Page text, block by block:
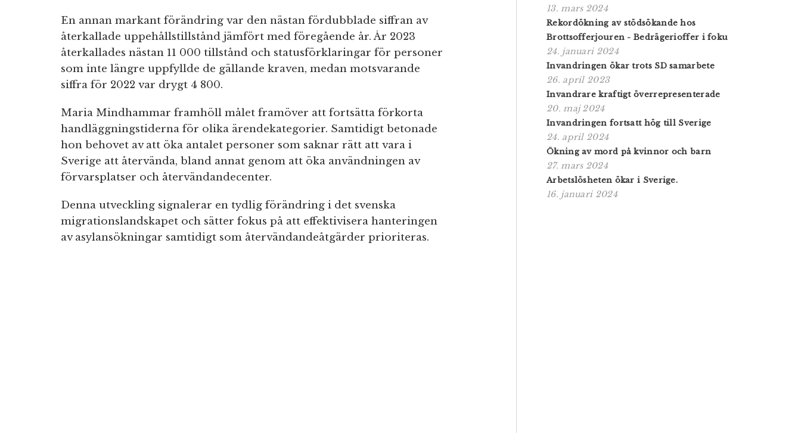
En annan markant förändring var den nästan fördubblade siffran av
återkallade uppehållstillstånd jämfört med föregående år. År 2023
återkallades nästan 11 000 tillstånd och statusförklaringar för personer
som inte längre uppfyllde de gällande kraven, medan motsvarande
siffra för 2022 var drygt 4 800.
Maria Mindhammar framhöll målet framöver att fortsätta förkorta
handläggningstiderna för olika ärendekategorier. Samtidigt betonade
hon behovet av att öka antalet personer som saknar rätt att vara i
Sverige att återvända, bland annat genom att öka användningen av
förvarsplatser och återvändandecenter.
Denna utveckling signalerar en tydlig förändring i det svenska
migrationslandskapet och sätter fokus på att effektivisera hanteringen
av asylansökningar samtidigt som återvändandeåtgärder prioriteras.
13. mars 2024
Rekordökning av stödsökande hos
Brottsofferjouren - Bedrägerioffer i foku
24. januari 2024
Invandringen ökar trots SD samarbete
26. april 2023
Invandrare kraftigt överrepresenterade
20. maj 2024
Invandringen fortsatt hög till Sverige
24. april 2024
Ökning av mord på kvinnor och barn
27. mars 2024
Arbetslösheten ökar i Sverige.
16. januari 2024